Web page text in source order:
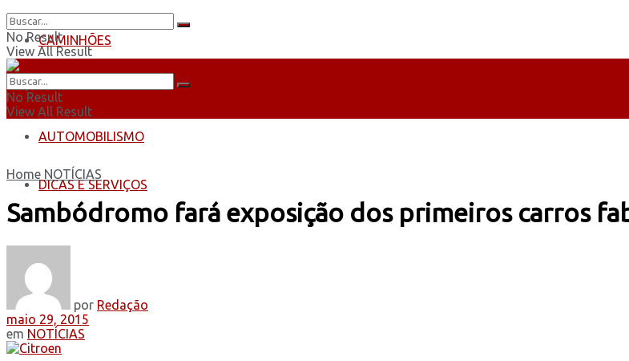
CAMINHÕES
ÔNIBUS
AUTOMOBILISMO
DICAS E SERVIÇOS
No Result
View All Result
No Result
View All Result
Home NOTÍCIAS
Sambódromo fará exposição dos primeiros carros
por Redação
maio 29, 2015
em NOTÍCIAS